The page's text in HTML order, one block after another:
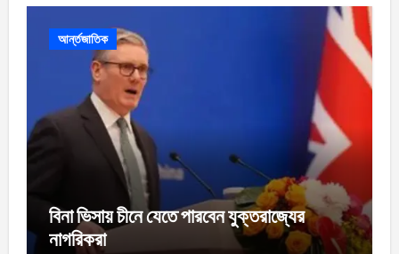
আর্ন্তজাতিক
বিনা ভিসায় চীনে যেতে পারবেন যুক্তরাজ্যের
নাগরিকরা